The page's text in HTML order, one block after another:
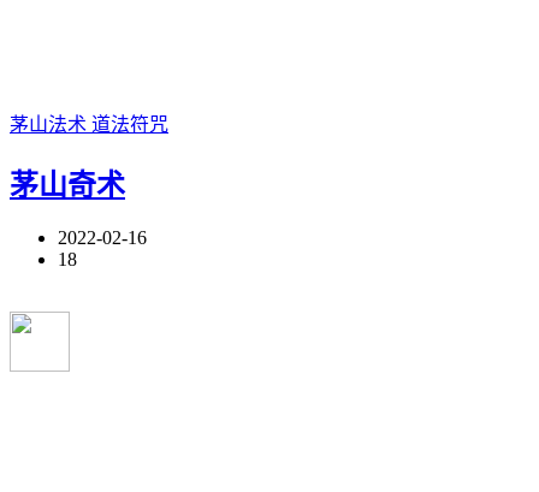
茅山法术 道法符咒
茅山奇术
2022-02-16
18